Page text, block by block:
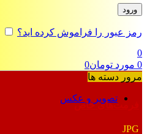
ورود
رمز عبور را فراموش کرده اید؟
0
0 مورد تومان0
مرور دسته ها
تصویر و عکس
فرمت‌های خاص
JPG